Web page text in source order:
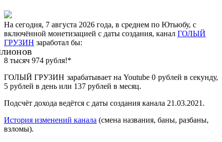
На сегодня, 7 августа 2026 года, в среднем по Ютьюбу, с
включённой монетизацией с даты создания, канал ГОЛЫЙ
ГРУЗИН заработал бы:
8 тысяч 974 рубля!*
ГОЛЫЙ ГРУЗИН зарабатывает на Youtube 0 рублей в секунду,
5 рублей в день или 137 рублей в месяц.
Подсчёт дохода ведётся с даты создания канала 21.03.2021.
История изменений канала (смена названия, баны, разбаны,
взломы).